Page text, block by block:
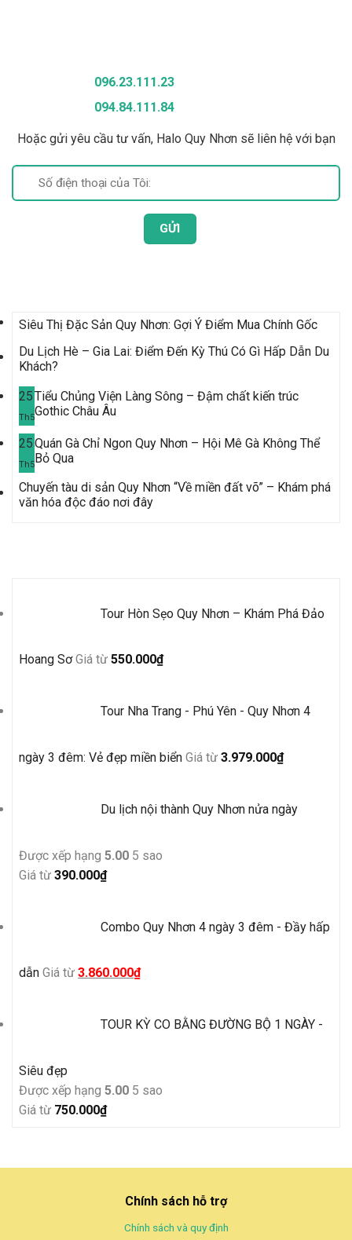
096.23.111.23
094.84.111.84
Hoặc gửi yêu cầu tư vấn, Halo Quy Nhơn sẽ liên hệ với bạn
Siêu Thị Đặc Sản Quy Nhơn: Gợi Ý Điểm Mua Chính Gốc
Du Lịch Hè – Gia Lai: Điểm Đến Kỳ Thú Có Gì Hấp Dẫn Du
Khách?
25
Th5
Tiểu Chủng Viện Làng Sông – Đậm chất kiến trúc
Gothic Châu Âu
25
Th5
Quán Gà Chỉ Ngon Quy Nhơn – Hội Mê Gà Không Thể
Bỏ Qua
Chuyến tàu di sản Quy Nhơn “Về miền đất võ” – Khám phá
văn hóa độc đáo nơi đây
Tour Hòn Sẹo Quy Nhơn – Khám Phá Đảo
Hoang Sơ Giá từ 550.000₫
Tour Nha Trang - Phú Yên - Quy Nhơn 4
ngày 3 đêm: Vẻ đẹp miền biển Giá từ 3.979.000₫
Du lịch nội thành Quy Nhơn nửa ngày
Được xếp hạng 5.00 5 sao
Giá từ 390.000₫
Combo Quy Nhơn 4 ngày 3 đêm - Đầy hấp
dẫn Giá từ Giá
4.500.000₫.
3.860.000₫Giá
là:
TOUR KỲ CO BẰNG ĐƯỜNG BỘ 1 NGÀY -
Siêu đẹp
Được xếp hạng 5.00 5 sao
Giá từ 750.000₫
Chính sách hỗ trợ
Chính sách và quy định